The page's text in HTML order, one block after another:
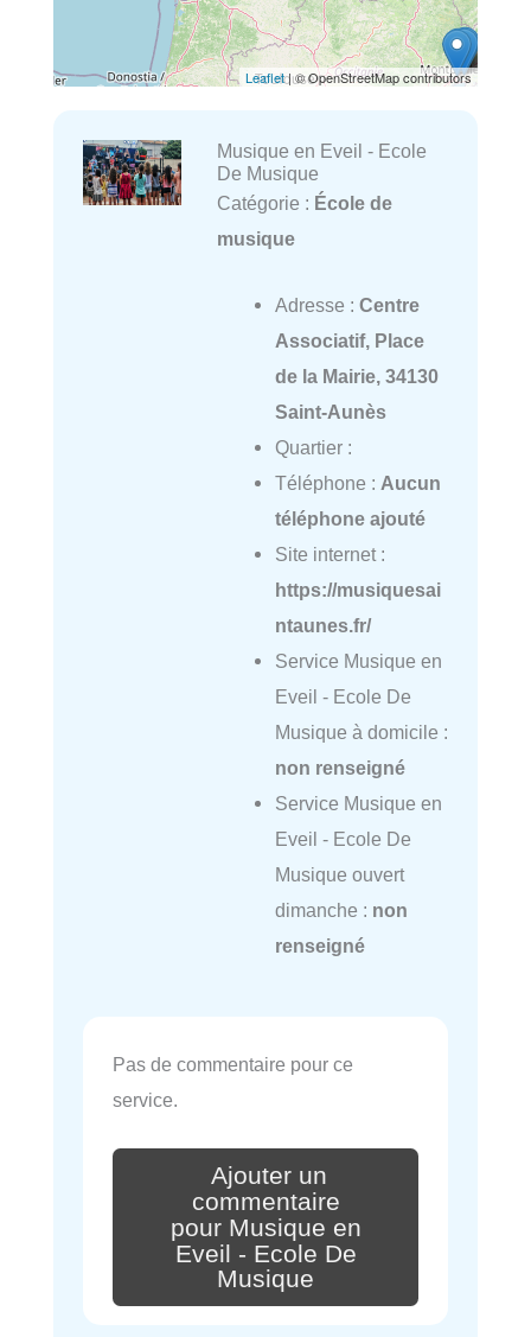
Leaflet| © OpenStreetMap contributors
Musique en Eveil - Ecole
De Musique
Catégorie : École de
musique
Adresse : Centre
Associatif, Place
de la Mairie, 34130
Saint-Aunès
Quartier :
Téléphone : Aucun
téléphone ajouté
Site internet :
https://musiquesai
ntaunes.fr/
Service Musique en
Eveil - Ecole De
Musique à domicile :
non renseigné
Service Musique en
Eveil - Ecole De
Musique ouvert
dimanche : non
renseigné
Pas de commentaire pour ce
service.
Ajouter un
commentaire
pour Musique en
Eveil - Ecole De
Musique